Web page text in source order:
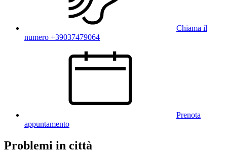
Chiama il
numero +39037479064
Prenota
appuntamento
Problemi in città